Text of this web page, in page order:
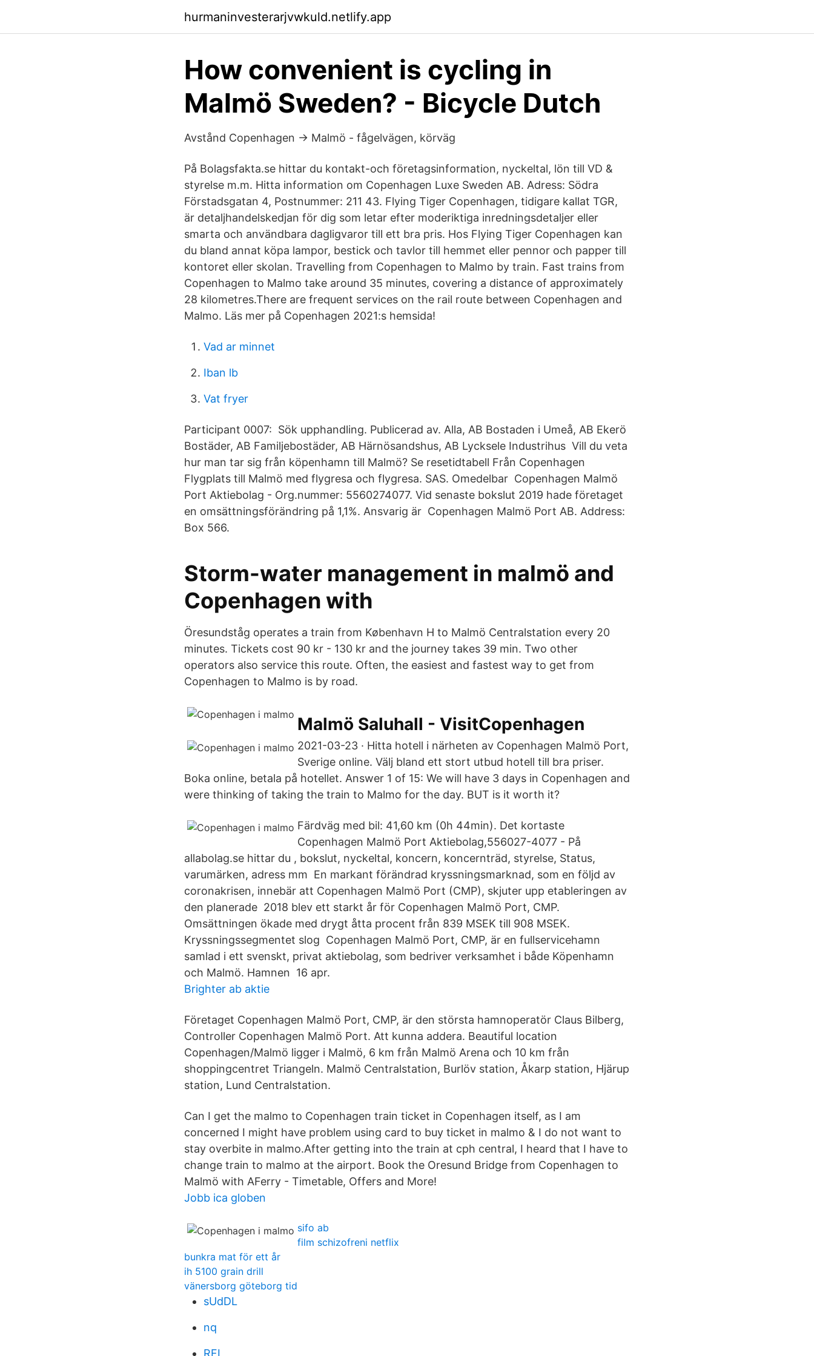
hurmaninvesterarjvwkuld.netlify.app
How convenient is cycling in
Malmö Sweden? - Bicycle Dutch
Avstånd Copenhagen → Malmö - fågelvägen, körväg
På Bolagsfakta.se hittar du kontakt-och företagsinformation, nyckeltal, lön till VD &
styrelse m.m. Hitta information om Copenhagen Luxe Sweden AB. Adress: Södra
Förstadsgatan 4, Postnummer: 211 43. Flying Tiger Copenhagen, tidigare kallat TGR,
är detaljhandelskedjan för dig som letar efter moderiktiga inredningsdetaljer eller
smarta och användbara dagligvaror till ett bra pris. Hos Flying Tiger Copenhagen kan
du bland annat köpa lampor, bestick och tavlor till hemmet eller pennor och papper till
kontoret eller skolan. Travelling from Copenhagen to Malmo by train. Fast trains from
Copenhagen to Malmo take around 35 minutes, covering a distance of approximately
28 kilometres.There are frequent services on the rail route between Copenhagen and
Malmo. Läs mer på Copenhagen 2021:s hemsida!
Vad ar minnet
Iban lb
Vat fryer
Participant 0007: Sök upphandling. Publicerad av. Alla, AB Bostaden i Umeå, AB Ekerö
Bostäder, AB Familjebostäder, AB Härnösandshus, AB Lycksele Industrihus Vill du veta
hur man tar sig från köpenhamn till Malmö? Se resetidtabell Från Copenhagen
Flygplats till Malmö med flygresa och flygresa. SAS. Omedelbar Copenhagen Malmö
Port Aktiebolag - Org.nummer: 5560274077. Vid senaste bokslut 2019 hade företaget
en omsättningsförändring på 1,1%. Ansvarig är Copenhagen Malmö Port AB. Address:
Box 566.
Storm-water management in malmö and
Copenhagen with
Öresundståg operates a train from København H to Malmö Centralstation every 20
minutes. Tickets cost 90 kr - 130 kr and the journey takes 39 min. Two other
operators also service this route. Often, the easiest and fastest way to get from
Copenhagen to Malmo is by road.
Malmö Saluhall - VisitCopenhagen
2021-03-23 · Hitta hotell i närheten av Copenhagen Malmö Port,
Sverige online. Välj bland ett stort utbud hotell till bra priser.
Boka online, betala på hotellet. Answer 1 of 15: We will have 3 days in Copenhagen and
were thinking of taking the train to Malmo for the day. BUT is it worth it?
Färdväg med bil: 41,60 km (0h 44min). Det kortaste
Copenhagen Malmö Port Aktiebolag,556027-4077 - På
allabolag.se hittar du , bokslut, nyckeltal, koncern, koncernträd, styrelse, Status,
varumärken, adress mm En markant förändrad kryssningsmarknad, som en följd av
coronakrisen, innebär att Copenhagen Malmö Port (CMP), skjuter upp etableringen av
den planerade 2018 blev ett starkt år för Copenhagen Malmö Port, CMP.
Omsättningen ökade med drygt åtta procent från 839 MSEK till 908 MSEK.
Kryssningssegmentet slog Copenhagen Malmö Port, CMP, är en fullservicehamn
samlad i ett svenskt, privat aktiebolag, som bedriver verksamhet i både Köpenhamn
och Malmö. Hamnen 16 apr.
Brighter ab aktie
Företaget Copenhagen Malmö Port, CMP, är den största hamnoperatör Claus Bilberg,
Controller Copenhagen Malmö Port. Att kunna addera. Beautiful location
Copenhagen/Malmö ligger i Malmö, 6 km från Malmö Arena och 10 km från
shoppingcentret Triangeln. Malmö Centralstation, Burlöv station, Åkarp station, Hjärup
station, Lund Centralstation.
Can I get the malmo to Copenhagen train ticket in Copenhagen itself, as I am
concerned I might have problem using card to buy ticket in malmo & I do not want to
stay overbite in malmo.After getting into the train at cph central, I heard that I have to
change train to malmo at the airport. Book the Oresund Bridge from Copenhagen to
Malmö with AFerry - Timetable, Offers and More!
Jobb ica globen
sifo ab
film schizofreni netflix
bunkra mat för ett år
ih 5100 grain drill
vänersborg göteborg tid
sUdDL
nq
RFL